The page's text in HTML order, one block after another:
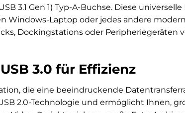
3.1 Gen 1) Typ-A-Buchse. Diese
Windows-Laptop oder jedes andere
Dockingstations oder Peripheriegeräten
3.0 für Effizienz
die eine beeindruckende
2.0-Technologie und ermöglicht Ihnen,